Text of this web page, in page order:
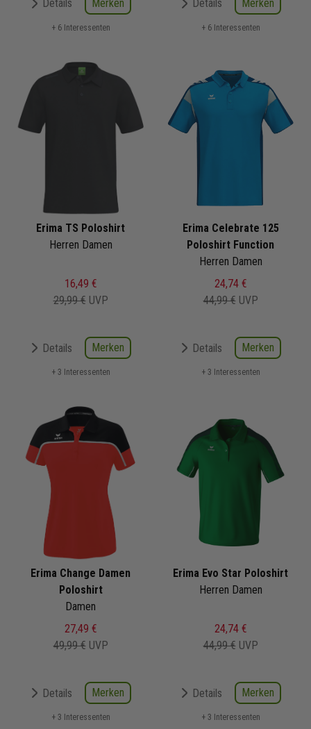
Details Merken
+ 6 Interessenten
Details Merken
+ 6 Interessenten
Erima TS Poloshirt
Herren Damen
16,49 €
29,99 € UVP
Details Merken
+ 3 Interessenten
Erima Celebrate 125
Poloshirt Function
Herren Damen
24,74 €
44,99 € UVP
Details Merken
+ 3 Interessenten
Erima Change Damen
Poloshirt
Damen
27,49 €
49,99 € UVP
Details Merken
+ 3 Interessenten
Erima Evo Star Poloshirt
Herren Damen
24,74 €
44,99 € UVP
Details Merken
+ 3 Interessenten